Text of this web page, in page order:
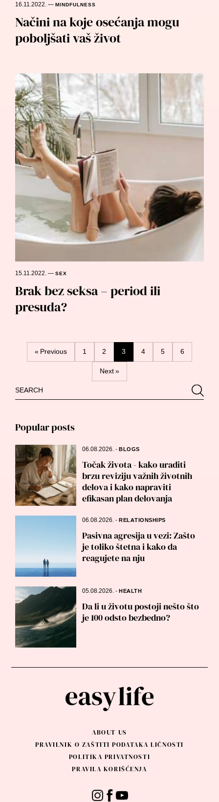
16.11.2022.—MINDFULNESS
Načini na koje osećanja mogu
poboljšati vaš život
15.11.2022.—SEX
Brak bez seksa – period ili
presuda?
Posts
navigation
« Previous 1 2 3 4 5 6
Next »
Search
for:
Popular posts
06.08.2026.-BLOGS
Točak života - kako uraditi
brzu reviziju važnih životnih
delova i kako napraviti
efikasan plan delovanja
06.08.2026.-RELATIONSHIPS
Pasivna agresija u vezi: Zašto
je toliko štetna i kako da
reagujete na nju
05.08.2026.-HEALTH
Da li u životu postoji nešto što
je 100 odsto bezbedno?
ABOUT US
PRAVILNIK O ZAŠTITI PODATAKA LIČNOSTI
POLITIKA PRIVATNOSTI
PRAVILA KORIŠĆENJA